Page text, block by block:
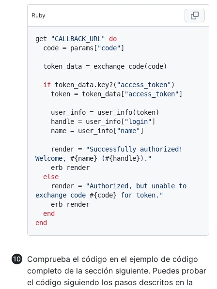
Ruby
get "CALLBACK_URL"
do
  code = params[
"code"]
if token_data.key?( "access_token")
    token = token_data[
"access_token"]
    handle = user_info[
"login"]
    name = user_info[
"name"]
    render =
"Successfully authorized!
Welcome, #{name} (#{handle})."
else
    render =
"Authorized, but unable to
exchange code #{code} for token."
end
end
Comprueba el código en el ejemplo de código
completo de la sección siguiente. Puedes probar
el código siguiendo los pasos descritos en la